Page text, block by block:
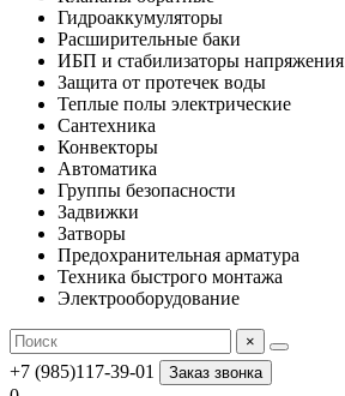
Гидроаккумуляторы
Расширительные баки
ИБП и стабилизаторы напряжения
Защита от протечек воды
Теплые полы электрические
Сантехника
Конвекторы
Автоматика
Группы безопасности
Задвижки
Затворы
Предохранительная арматура
Техника быстрого монтажа
Электрооборудование
×
+7 (985)117-39-01 Заказ звонка